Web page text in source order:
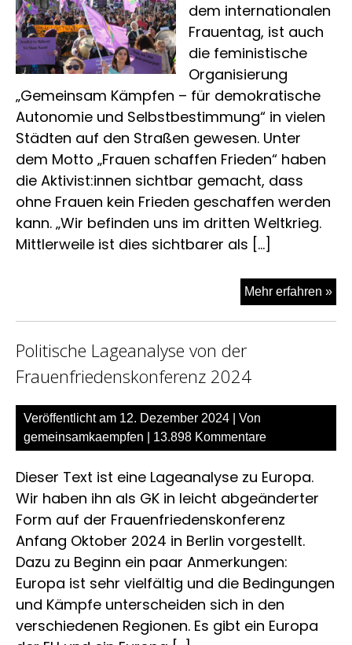
dem internationalen
Frauentag, ist auch
die feministische
Organisierung
„Gemeinsam Kämpfen – für demokratische
Autonomie und Selbstbestimmung“ in vielen
Städten auf den Straßen gewesen. Unter
dem Motto „Frauen schaffen Frieden“ haben
die Aktivist:innen sichtbar gemacht, dass
ohne Frauen kein Frieden geschaffen werden
kann. „Wir befinden uns im dritten Weltkrieg.
Mittlerweile ist dies sichtbarer als […]
Mehr erfahren »Jin
Politische Lageanalyse von der
Frauenfriedenskonferenz 2024
Veröffentlicht am 12. Dezember 2024 | Von
gemeinsamkaempfen
13.898 Kommentare
Dieser Text ist eine Lageanalyse zu Europa.
Wir haben ihn als GK in leicht abgeänderter
Form auf der Frauenfriedenskonferenz
Anfang Oktober 2024 in Berlin vorgestellt.
Dazu zu Beginn ein paar Anmerkungen:
Europa ist sehr vielfältig und die Bedingungen
und Kämpfe unterscheiden sich in den
verschiedenen Regionen. Es gibt ein Europa